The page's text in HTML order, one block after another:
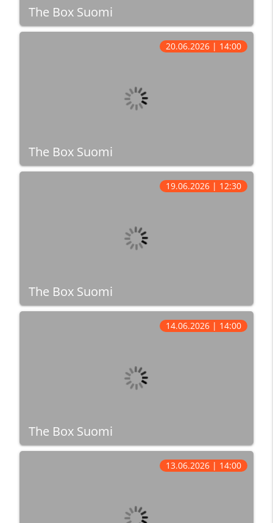
The Box Suomi
The Box Suomi
20.06.2026 | 14:00
The Box Suomi
19.06.2026 | 12:30
The Box Suomi
14.06.2026 | 14:00
13.06.2026 | 14:00